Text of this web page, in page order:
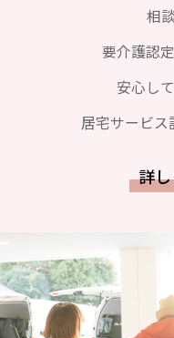
相
要介護認
安心し
居宅サービス
詳